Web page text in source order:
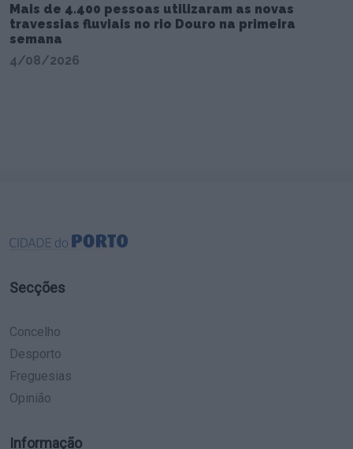
Mais de 4.400 pessoas utilizaram as novas
travessias fluviais no rio Douro na primeira
semana
4/08/2026
Secções
Concelho
Desporto
Freguesias
Opinião
Informação